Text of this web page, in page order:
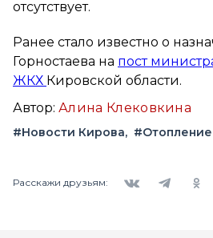
отсутствует.
Ранее стало известно о
Горностаева на пост
ЖКХ Кировской области.
Автор: Алина Клековкина
#Новости Кирова #Отопление
Расскажи друзьям: